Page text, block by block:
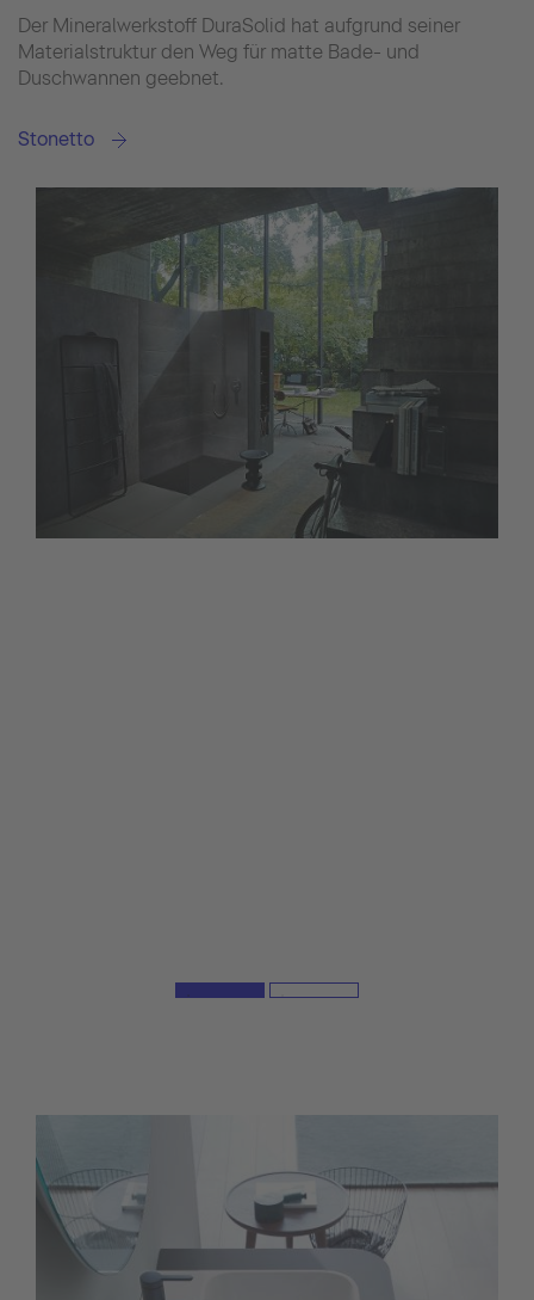
Der Mineralwerkstoff DuraSolid hat aufgrund seiner
Materialstruktur den Weg für matte Bade- und
Duschwannen geebnet.
Stonetto